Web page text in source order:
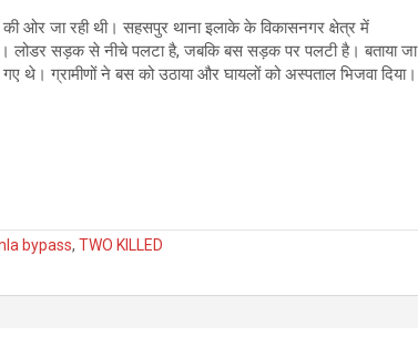
ओर जा रही थी। सहसपुर थाना इलाके के विकासनगर क्षेत्र में
लोडर सड़क से नीचे पलटा है, जबकि बस सड़क पर पलटी है। बताया जा
ग्रामीणों ने बस को उठाया और घायलों को अस्पताल भिजवा दिया।
bypass, TWO KILLED